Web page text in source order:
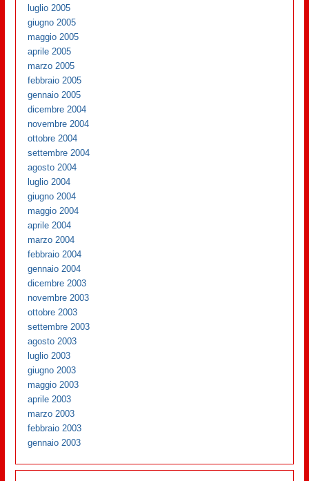
luglio 2005
giugno 2005
maggio 2005
aprile 2005
marzo 2005
febbraio 2005
gennaio 2005
dicembre 2004
novembre 2004
ottobre 2004
settembre 2004
agosto 2004
luglio 2004
giugno 2004
maggio 2004
aprile 2004
marzo 2004
febbraio 2004
gennaio 2004
dicembre 2003
novembre 2003
ottobre 2003
settembre 2003
agosto 2003
luglio 2003
giugno 2003
maggio 2003
aprile 2003
marzo 2003
febbraio 2003
gennaio 2003